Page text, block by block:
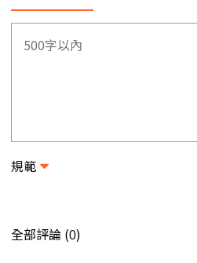
規範
全部評論 (0)